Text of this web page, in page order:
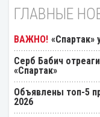
ГЛАВНЫЕ
«Спартак»
Серб Бабич
«Спартак»
Объявлены топ-5
2026